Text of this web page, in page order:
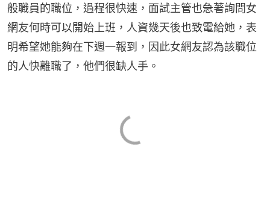
般職員的職位，過程很快速，面試主管也急著詢問女
網友何時可以開始上班，人資幾天後也致電給她，表
明希望她能夠在下週一報到，因此女網友認為該職位
的人快離職了，他們很缺人手。